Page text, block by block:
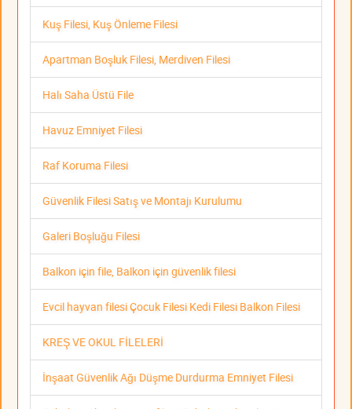
Kuş Filesi, Kuş Önleme Filesi
Apartman Boşluk Filesi, Merdiven Filesi
Halı Saha Üstü File
Havuz Emniyet Filesi
Raf Koruma Filesi
Güvenlik Filesi Satış ve Montajı Kurulumu
Galeri Boşluğu Filesi
Balkon için file, Balkon için güvenlik filesi
Evcil hayvan filesi Çocuk Filesi Kedi Filesi Balkon Filesi
KREŞ VE OKUL FİLELERİ
İnşaat Güvenlik Ağı Düşme Durdurma Emniyet Filesi